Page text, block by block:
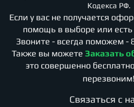
Кодекса РФ.
Если у вас не получается
помощь в выборе или
Звоните - всегда поможем -
Также вы можете Заказать
это совершенно
перезвоним!
Cвязаться с